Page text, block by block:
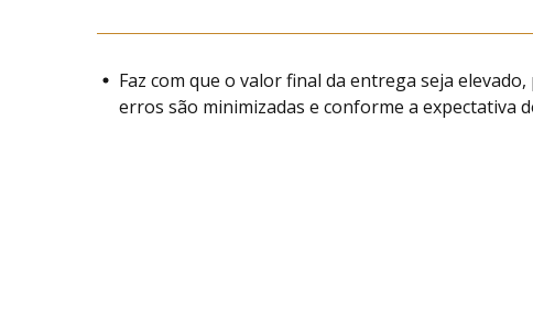
Faz com que o valor final da entrega seja elevado,
erros são minimizadas e conforme a expectativa